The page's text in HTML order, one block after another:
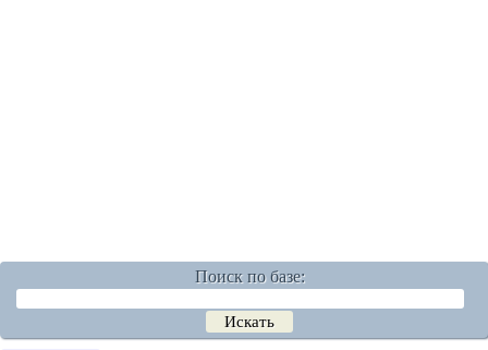
Поиск по базе: